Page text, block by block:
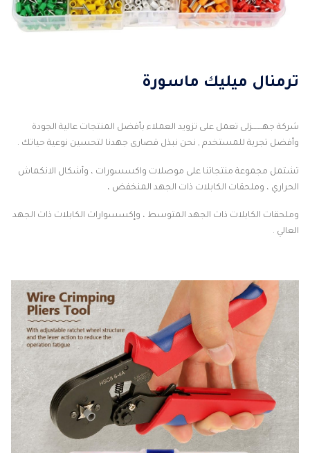
ترمنال ميليك ماسورة
شركة جهـــــــزلى تعمل على تزويد العملاء بأفضل المنتجات عالية الجودة
وأفضل تجربة للمستخدم , نحن نبذل قصارى جهدنا لتحسين نوعية حياتك .
تشتمل مجموعة منتجاتنا على موصلات واكسسورات ، وأشكال الانكماش
الحراري ، وملحقات الكابلات ذات الجهد المنخفض ،
وملحقات الكابلات ذات الجهد المتوسط ، وإكسسوارات الكابلات ذات الجهد
العالي .